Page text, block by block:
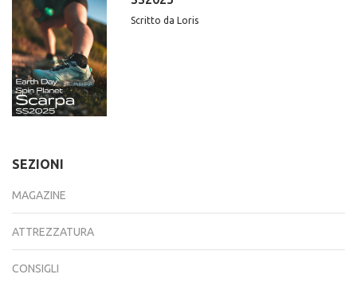
Scritto da Loris
SEZIONI
MAGAZINE
ATTREZZATURA
CONSIGLI